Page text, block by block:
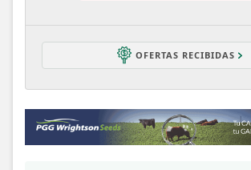
OFERTAS RECIBIDAS